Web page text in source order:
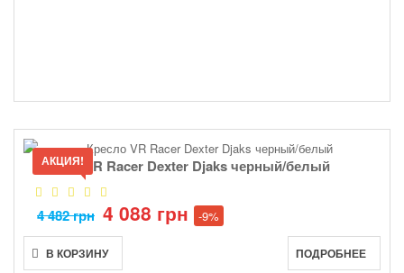
АКЦИЯ!
Кресло VR Racer Dexter Djaks черный/белый
4 482 грн 4 088 грн -9%
В КОРЗИНУ ПОДРОБНЕЕ